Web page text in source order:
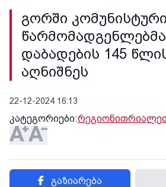
გორში
დაბადების 145
აღნიშნეს
22-12-2024 16:13
კატეგორიები:რეგიონი
გაზიარება